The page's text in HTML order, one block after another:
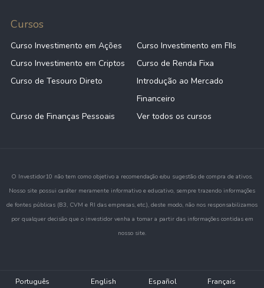
Cursos
Curso Investimento em Ações
Curso Investimento em FIIs
Curso Investimento em Criptos
Curso de Renda Fixa
Curso de Tesouro Direto
Introdução ao Mercado
Financeiro
Curso de Finanças Pessoais
Ver todos os cursos
O Investidor10 não tem como objetivo a recomendação e/ou sugestão de compra de ativos.
Nosso site possui caráter meramente informativo e educativo, sempre trazendo informações
de fontes públicas (B3, CVM e RI das empresas, etc.), deste modo, não nos responsabilizamos
por qualquer decisão que o investidor venha a tomar a partir das informações contidas em
nosso site.
Português English Español Français